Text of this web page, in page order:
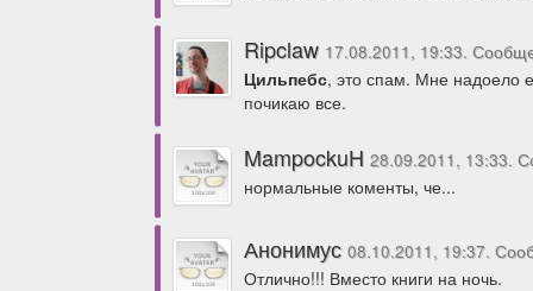
Ripclaw 17.08.2011, 19:33.
Цильпебс, это спам. Мне надоело
почикаю все.
MampockuH 28.09.2011, 13:33.
нормальные коменты, че...
Анонимус 08.10.2011, 19:37.
Отлично!!! Вместо книги на ночь.